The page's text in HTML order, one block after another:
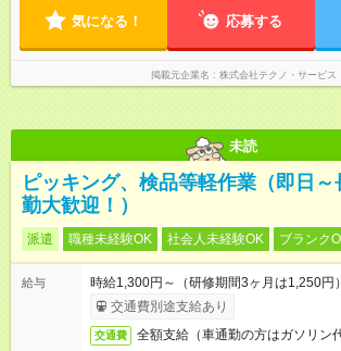
気になる！ 応募する
掲載元企業名 株式会社テクノ・サービス
未読
ピッキング、検品等軽作業（即日～
勤大歓迎！）
派遣 職種未経験OK 社会人未経験OK ブランク
給与
時給1,300円～（研修期間3ヶ月は1,250円）
交通費別途支給あり
交通費 全額支給（車通勤の方はガソリン